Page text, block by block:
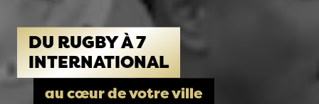
DU RUGBY À 7
INTERNATIONAL
au cœur de votre ville